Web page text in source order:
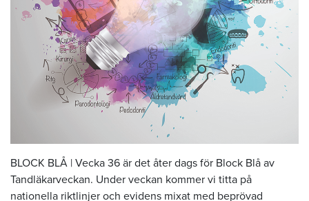
BLOCK BLÅ | Vecka 36 är det åter dags för Block Blå av
Tandläkarveckan. Under veckan kommer vi titta på
nationella riktlinjer och evidens mixat med beprövad